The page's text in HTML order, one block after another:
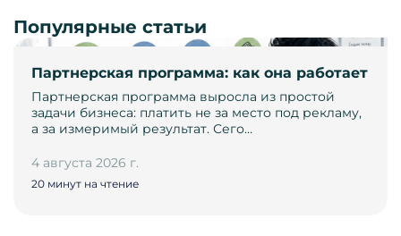
Партнерская программа: как она работает
Партнерская программа выросла из простой
задачи бизнеса: платить не за место под рекламу,
а за измеримый результат. Сего…
4 августа 2026 г.
20 минут на чтение
Популярные статьи